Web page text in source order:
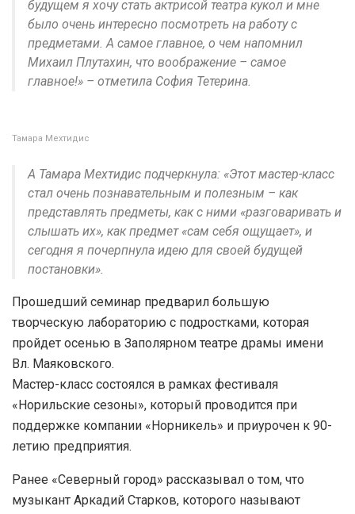
будущем я хочу стать актрисой театра кукол и мне
было очень интересно посмотреть на работу с
предметами. А самое главное, о чем напомнил
Михаил Плутахин, что воображение – самое
главное!» – отметила София Тетерина.
Тамара Мехтидис
А Тамара Мехтидис подчеркнула: «Этот мастер-класс
стал очень познавательным и полезным – как
представлять предметы, как с ними «разговаривать и
слышать их», как предмет «сам себя ощущает», и
сегодня я почерпнула идею для своей будущей
постановки».
Прошедший семинар предварил большую
творческую лабораторию с подростками, которая
пройдет осенью в Заполярном театре драмы имени
Вл. Маяковского.
Мастер-класс состоялся в рамках фестиваля
«Норильские сезоны», который проводится при
поддержке компании «Норникель» и приурочен к 90-
летию предприятия.
Ранее «Северный город» рассказывал о том, что
музыкант Аркадий Старков, которого называют